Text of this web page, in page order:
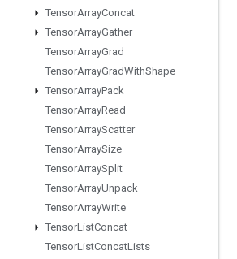
TensorArrayConcat
TensorArrayGather
TensorArrayGrad
TensorArrayGradWithShape
TensorArrayPack
TensorArrayRead
TensorArrayScatter
TensorArraySize
TensorArraySplit
TensorArrayUnpack
TensorArrayWrite
TensorListConcat
TensorListConcatLists